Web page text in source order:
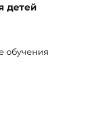
детей
обучения